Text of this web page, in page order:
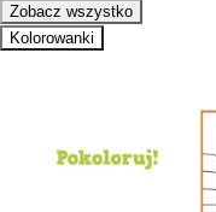
Zobacz wszystko
Kolorowanki